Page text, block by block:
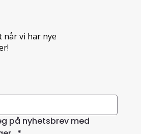
når vi har nye
på nyhetsbrev med